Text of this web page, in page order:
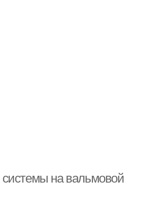
системы на вальмовой